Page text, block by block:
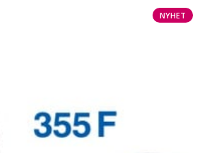
NYHET